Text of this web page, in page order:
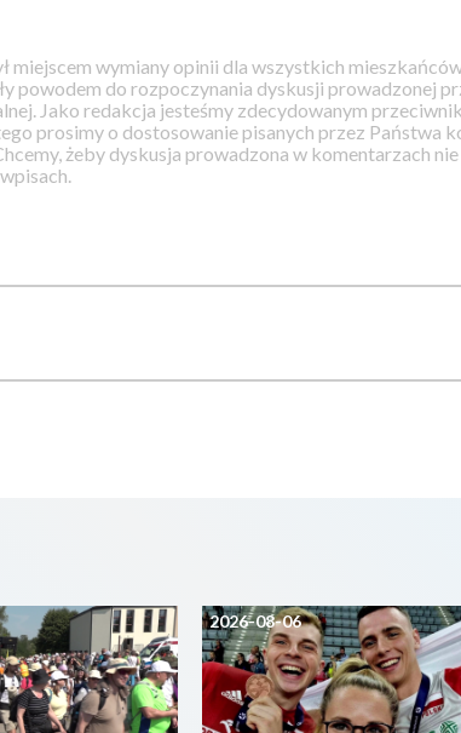
miejscem wymiany opinii dla wszystkich
powodem do rozpoczynania dyskusji prowadzonej
Jako redakcja jesteśmy zdecydowanym
prosimy o dostosowanie pisanych przez Państwa
żeby dyskusja prowadzona w komentarzach
2026-08-06